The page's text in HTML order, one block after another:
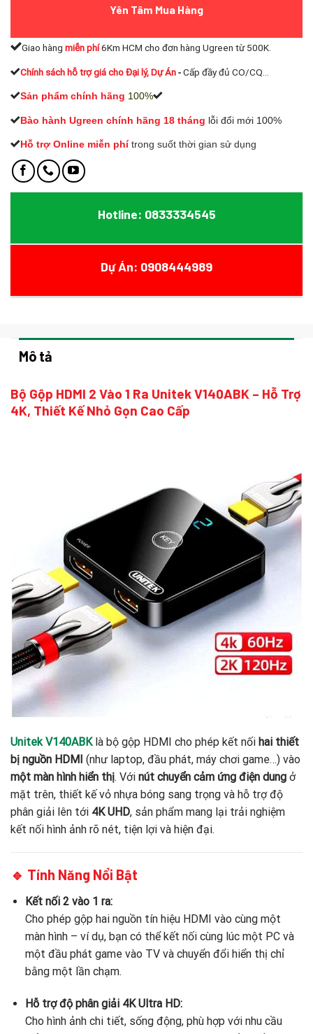
Yên Tâm Mua Hàng
Giao hàng miễn phí6Km HCM cho đơn hàng Ugreen từ 500K.
Chính sách hỗ trợ giá cho Đại lý, Dự Án-Cấp đầy đủ CO/CQ...
Sản phẩm chính hãng 100%
Bào hành Ugreen chính hãng 18 tháng lỗi đổi mới 100%
Hỗ trợ Online miễn phí trong suốt thời gian sử dụng
Hotline: 0833334545
Dự Án: 0908444989
Mô tả
Bộ Gộp HDMI 2 Vào 1 Ra Unitek V140ABK – Hỗ Trợ
4K, Thiết Kế Nhỏ Gọn Cao Cấp
Unitek V140ABKlà bộ gộp HDMI cho phép kết nối hai thiết
bị nguồn HDMI (như laptop, đầu phát, máy chơi game…) vào
một màn hình hiển thị. Với nút chuyển cảm ứng điện dung ở
mặt trên, thiết kế vỏ nhựa bóng sang trọng và hỗ trợ độ
phân giải lên tới 4K UHD, sản phẩm mang lại trải nghiệm
kết nối hình ảnh rõ nét, tiện lợi và hiện đại.
🔹 Tính Năng Nổi Bật
Kết nối 2 vào 1 ra:
Cho phép gộp hai nguồn tín hiệu HDMI vào cùng một
màn hình – ví dụ, bạn có thể kết nối cùng lúc một PC và
một đầu phát game vào TV và chuyển đổi hiển thị chỉ
bằng một lần chạm.
Hỗ trợ độ phân giải 4K Ultra HD:
Cho hình ảnh chi tiết, sống động, phù hợp với nhu cầu